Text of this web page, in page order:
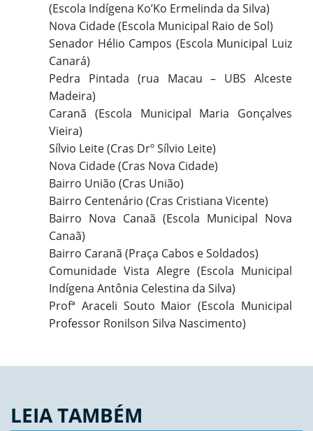
(Escola Indígena Ko’Ko Ermelinda da Silva)
Nova Cidade (Escola Municipal Raio de Sol)
Senador Hélio Campos (Escola Municipal Luiz
Canará)
Pedra Pintada (rua Macau – UBS Alceste
Madeira)
Caranã (Escola Municipal Maria Gonçalves
Vieira)
Sílvio Leite (Cras Drº Sílvio Leite)
Nova Cidade (Cras Nova Cidade)
Bairro União (Cras União)
Bairro Centenário (Cras Cristiana Vicente)
Bairro Nova Canaã (Escola Municipal Nova
Canaã)
Bairro Caranã (Praça Cabos e Soldados)
Comunidade Vista Alegre (Escola Municipal
Indígena Antônia Celestina da Silva)
Profª Araceli Souto Maior (Escola Municipal
Professor Ronilson Silva Nascimento)
LEIA TAMBÉM